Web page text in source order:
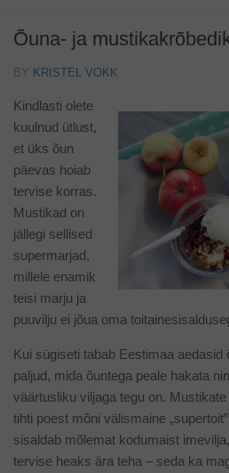
Õuna- ja
BY KRISTEL VOKK
Kindlasti olete
kuulnud ütlust,
et üks õun
päevas hoiab
tervise korras.
Mustikad on
jällegi sellised
supermarjad,
millele enamik
teisi marju ja
puuvilju ei jõua oma
Kui sügiseti tabab Eestimaa aedasid
paljud, mida õuntega peale hakata
väärtusliku viljaga tegu on.
tihti poest mõni välismaine
sisaldab mõlemat kodumaist
tervise heaks ära teha – seda ka